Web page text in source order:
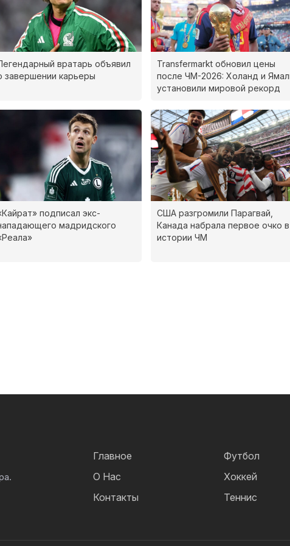
вратарь объявил
завершении карьеры
Transfermarkt обновил цены
после ЧМ-2026: Холанд и
установили мировой рекорд
подписал экс-
мадридского
США разгромили Парагвай,
Канада набрала первое очко в
истории ЧМ
Главное
О Нас
Контакты
Футбол
Хоккей
Теннис